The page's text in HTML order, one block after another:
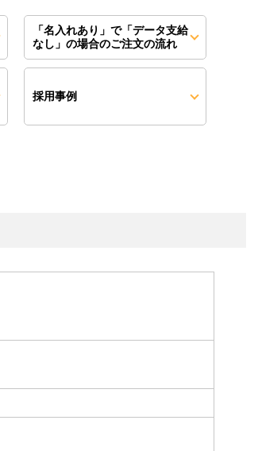
「名入れあり」で「データ支給
なし」の場合のご注文の流れ
採用事例